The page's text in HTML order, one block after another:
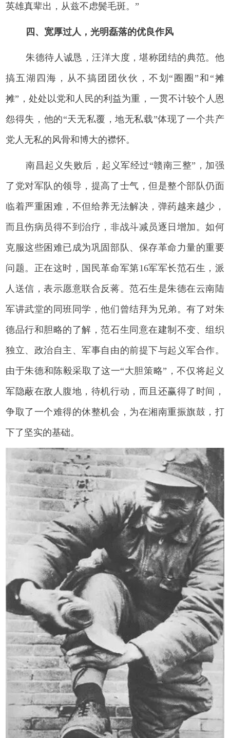
英雄真辈出，从兹不虑鬓毛斑。”
四、宽厚过人，光明磊落的优良作风
朱德待人诚恳，汪洋大度，堪称团结的典范。他
搞五湖四海，从不搞团团伙伙，不划“圈圈”和“摊
摊”，处处以党和人民的利益为重，一贯不计较个人恩
怨得失，他的“天无私覆，地无私载”体现了一个共产
党人无私的风骨和博大的襟怀。
南昌起义失败后，起义军经过“赣南三整”，加强
了党对军队的领导，提高了士气，但是整个部队仍面
临着严重困难，不但给养无法解决，弹药越来越少，
而且伤病员得不到治疗，非战斗减员逐日增加。如何
克服这些困难已成为巩固部队、保存革命力量的重要
问题。正在这时，国民革命军第16军军长范石生，派
人送信，表示愿意联合反蒋。范石生是朱德在云南陆
军讲武堂的同班同学，他们曾结拜为兄弟。有了对朱
德品行和胆略的了解，范石生同意在建制不变、组织
独立、政治自主、军事自由的前提下与起义军合作。
由于朱德和陈毅采取了这一“大胆策略”，不仅将起义
军隐蔽在敌人腹地，待机行动，而且还赢得了时间，
争取了一个难得的休整机会，为在湘南重振旗鼓，打
下了坚实的基础。